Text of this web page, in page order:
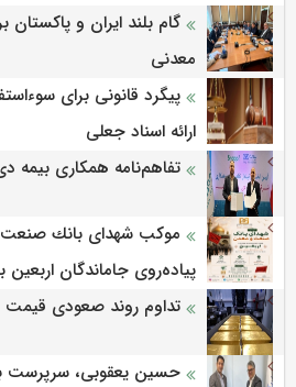
گام بلند ایران و
معدنی
پیگرد قانونی برای
ارائه اسناد جعلی
تفاهم‌نامه همکاری
موكب شهدای بانك
پیاده‌روی جاماندگان
تداوم روند صعودی قیمت
حسین یعقوبی، سرپرست